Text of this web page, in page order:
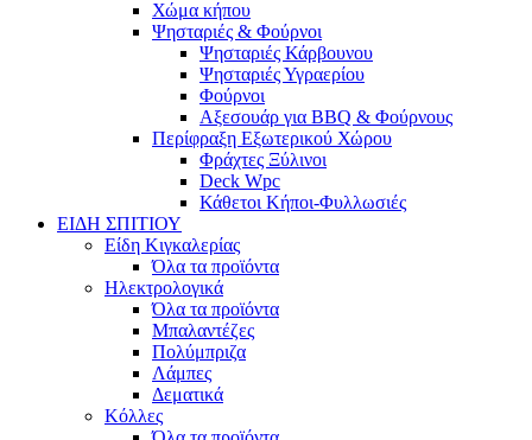
Χώμα κήπου
Ψησταριές & Φούρνοι
Ψησταριές Κάρβουνου
Ψησταριές Υγραερίου
Φούρνοι
Αξεσουάρ για BBQ & Φούρνους
Περίφραξη Εξωτερικού Χώρου
Φράχτες Ξύλινοι
Deck Wpc
Κάθετοι Κήποι-Φυλλωσιές
ΕΙΔΗ ΣΠΙΤΙΟΥ
Είδη Κιγκαλερίας
Όλα τα προϊόντα
Ηλεκτρολογικά
Όλα τα προϊόντα
Μπαλαντέζες
Πολύμπριζα
Λάμπες
Δεματικά
Κόλλες